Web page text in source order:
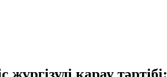
қарау тәртібі: